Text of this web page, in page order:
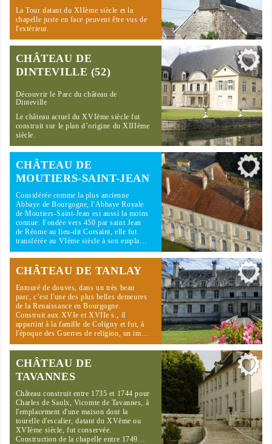
La Tour datant du XIIème siècle et la
chapelle juste en face peuvent être vus de
l'extérieur.
CHÂTEAU DE
DINTEVILLE (52)
Découvrir le Parc du château de
Dinteville
Le château actuel du XVIème siècle fut
construit sur le plan d’origine du XIIIème
siècle.
CHÂTEAU DE
MOUTIERS-SAINT-JEAN
Considérée comme la plus ancienne
Abbaye de Bourgogne, l'Abbaye Royale
de Moutiers-Saint-Jean est aussi la moins
connue. Fondée vers 450 par saint Jean
de Réome au lieu-dit Corsaint, elle fut
transférée au VIème siècle à son empla…
CHÂTEAU DE TANLAY
Entouré de douves, dans un très beau
parc, c’est l'une des plus belles demeures
de la Renaissance en Bourgogne.
Construit aux XVIe et XVIIe s., il
appartint à la famille de Coligny et fut, à
l'époque des Guerres de religion, un im…
CHÂTEAU DE
TAVANNES
Château construit entre 1735 et 1744 pour
Charles de Saulx, Vicomte de Tavannes, à
l'emplacement d'une maison dont la
tourelle d'escalier, datant du XVème ou
XVIème siècle, fut conservée.
Construction de la chapelle entre 1749…